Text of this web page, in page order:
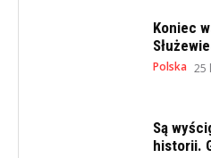
Koniec
Polska 25
Są
historii.